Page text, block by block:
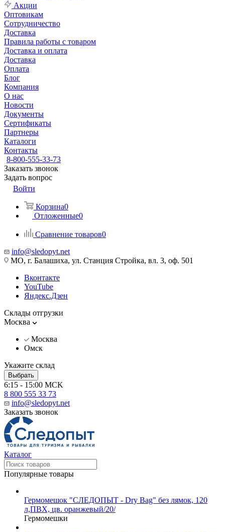
Акции
Оптовикам
Сотрудничество
Доставка
Правила работы с товаром
Доставка и оплата
Доставка
Оплата
Блог
Компания
О нас
Новости
Документы
Сертификаты
Партнеры
Каталоги
Контакты
8-800-555-33-73
Заказать звонок
Задать вопрос
Войти
Корзина0
Отложенные0
Сравнение товаров0
info@sledopyt.net
МО, г. Балашиха, ул. Станция Стройка, вл. 3, оф. 501
Вконтакте
YouTube
Яндекс.Дзен
Склады отгрузки
Москва
Москва
Омск
Укажите склад
Выбрать
6:15 - 15:00 MCK
8 800 555 33 73
info@sledopyt.net
Заказать звонок
Каталог
Популярные товары
Гермомешок "СЛЕДОПЫТ - Dry Bag" без лямок, 120
л,ПВХ, цв. оранжевый/20/
Гермомешки